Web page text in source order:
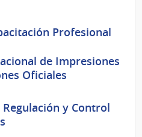
Profesional
de Impresiones
Oficiales
y Control